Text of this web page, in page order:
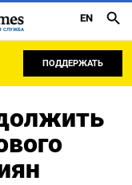
СЛУЖБА
EN
ПОДДЕРЖАТЬ